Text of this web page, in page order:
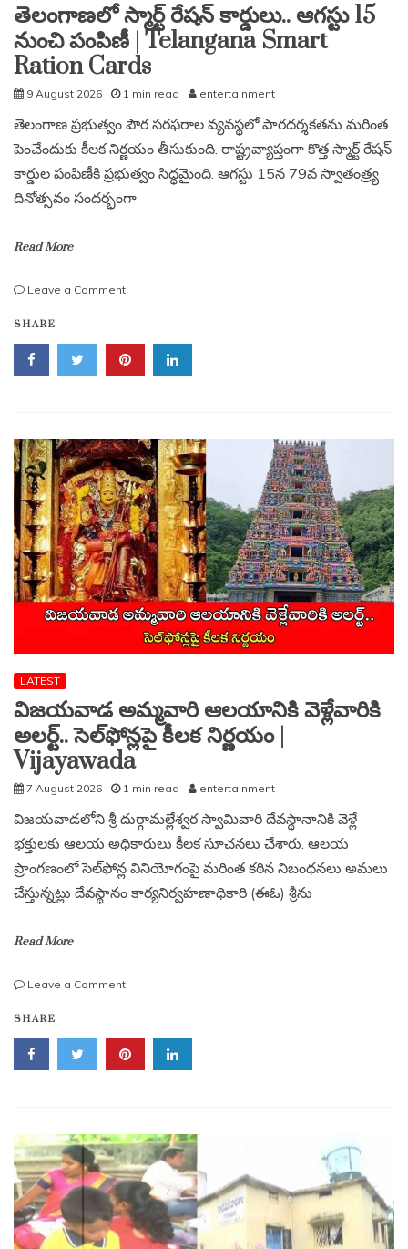
తెలంగాణలో స్మార్ట్ రేషన్ కార్డులు.. ఆగస్టు 15
నుంచి పంపిణీ | Telangana Smart
Ration Cards
9 August 2026 1 min read entertainment
తెలంగాణ ప్రభుత్వం పౌర సరఫరాల వ్యవస్థలో పారదర్శకతను మరింత
పెంచేందుకు కీలక నిర్ణయం తీసుకుంది. రాష్ట్రవ్యాప్తంగా కొత్త స్మార్ట్ రేషన్
కార్డుల పంపిణీకి ప్రభుత్వం సిద్ధమైంది. ఆగస్టు 15న 79వ స్వాతంత్ర్య
దినోత్సవం సందర్భంగా
Read More
Leave a Commenton
రేషన్
కార్డులు..
ఆగస్టు
|
Telangana
Smart
Ration
Cards
SHARE
LATEST
విజయవాడ అమ్మవారి ఆలయానికి వెళ్లేవారికి
అలర్ట్.. సెల్‌ఫోన్లపై కీలక నిర్ణయం |
Vijayawada
7 August 2026 1 min read entertainment
విజయవాడలోని శ్రీ దుర్గామల్లేశ్వర స్వామివారి దేవస్థానానికి వెళ్లే
భక్తులకు ఆలయ అధికారులు కీలక సూచనలు చేశారు. ఆలయ
ప్రాంగణంలో సెల్‌ఫోన్ల వినియోగంపై మరింత కఠిన నిబంధనలు అమలు
చేస్తున్నట్లు దేవస్థానం కార్యనిర్వహణాధికారి (ఈఓ) శ్రీను
Read More
Leave a Commenton
ఆలయానికి
వెళ్లేవారికి
అలర్ట్..
|
Vijayawada
SHARE